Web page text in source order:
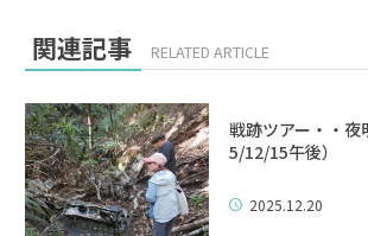
関連記事 RELATED ARTICLE
戦跡ツアー・・夜
5/12/15午後）
2025.12.20